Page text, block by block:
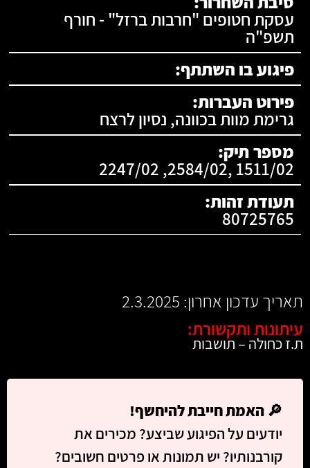
עסקת חטופים "חרבות ברזל" - חורף
תשפ"ה
פיגוע בו השתתף:
פירוט העברות:
גרימת מוות בכוונה, נסיון לרצח
מספר תיק:
1511/02 ,2584/02, 2247/02
תעודת זהות:
80725765
תאריך עדכון אחרון: 2.3.2025
עיתונות ותקשורת:
ת.ז כחולה – תושבות
🔎 האמת חייבת להיחשף!
יודעים על הפיגוע שביצע? מכירים את
קורבנותיו? יש תמונות או פרטים חשובים?